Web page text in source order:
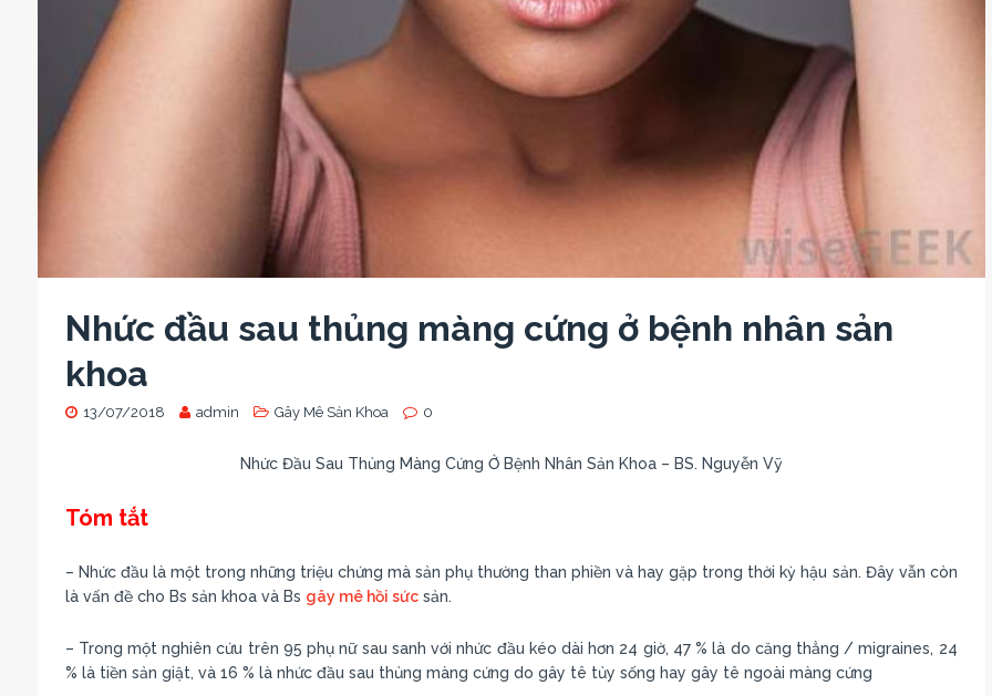
Nhức đầu sau thủng màng cứng ở bệnh nhân sản
khoa
13/07/2018 admin Gây Mê Sản Khoa 0
Nhức Đầu Sau Thủng Màng Cứng Ở Bệnh Nhân Sản Khoa – BS. Nguyễn Vỹ
Tóm tắt
– Nhức đầu là một trong những triệu chứng mà sản phụ thường than phiền và hay gặp trong thời kỳ hậu sản. Đây vẫn còn
là vấn đề cho Bs sản khoa và Bs gây mê hồi sứcsản.
– Trong một nghiên cứu trên 95 phụ nữ sau sanh với nhức đầu kéo dài hơn 24 giờ, 47 % là do căng thẳng / migraines, 24
% là tiền sản giật, và 16 % là nhức đầu sau thủng màng cứng do gây tê tủy sống hay gây tê ngoài màng cứng